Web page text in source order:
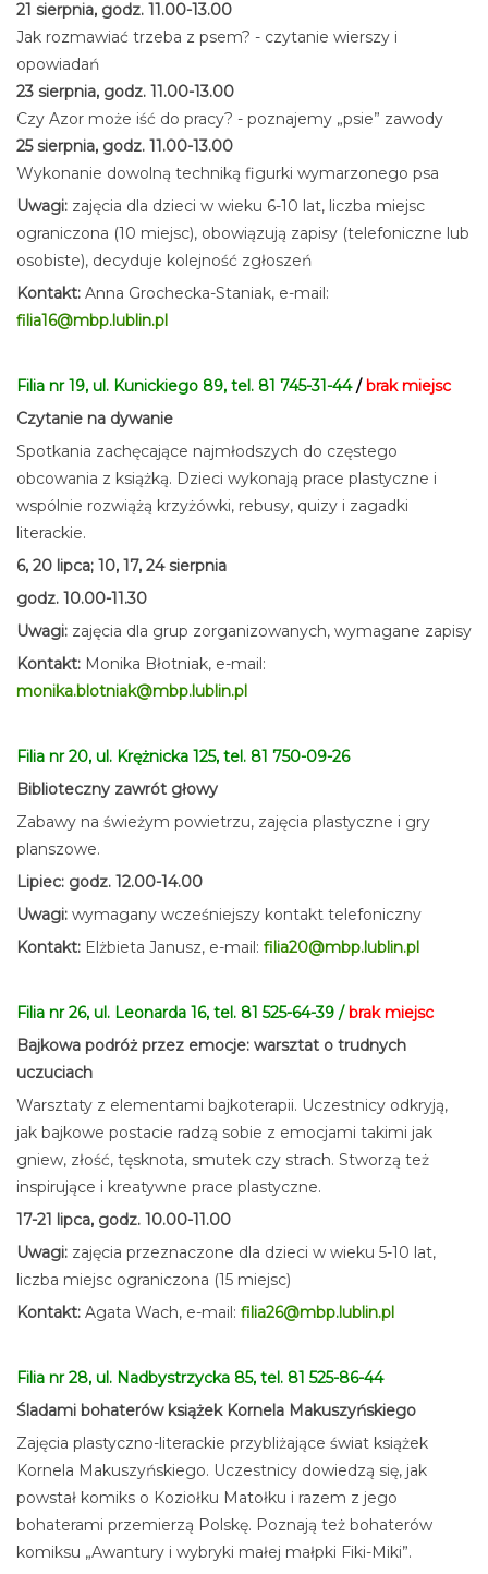
21 sierpnia, godz. 11.00-13.00
Jak rozmawiać trzeba z psem? - czytanie wierszy i
opowiadań
23 sierpnia, godz. 11.00-13.00
Czy Azor może iść do pracy? - poznajemy „psie” zawody
25 sierpnia, godz. 11.00-13.00
Wykonanie dowolną techniką figurki wymarzonego psa
Uwagi: zajęcia dla dzieci w wieku 6-10 lat, liczba miejsc
ograniczona (10 miejsc), obowiązują zapisy (telefoniczne lub
osobiste), decyduje kolejność zgłoszeń
Kontakt: Anna Grochecka-Staniak, e-mail:
filia16@mbp.lublin.pl
Filia nr 19, ul. Kunickiego 89, tel. 81 745-31-44/ brak miejsc
Czytanie na dywanie
Spotkania zachęcające najmłodszych do częstego
obcowania z książką. Dzieci wykonają prace plastyczne i
wspólnie rozwiążą krzyżówki, rebusy, quizy i zagadki
literackie.
6, 20 lipca; 10, 17, 24 sierpnia
godz. 10.00-11.30
Uwagi: zajęcia dla grup zorganizowanych, wymagane zapisy
Kontakt: Monika Błotniak, e-mail:
monika.blotniak@mbp.lublin.pl
Filia nr 20, ul. Krężnicka 125, tel. 81 750-09-26
Biblioteczny zawrót głowy
Zabawy na świeżym powietrzu, zajęcia plastyczne i gry
planszowe.
Lipiec: godz. 12.00-14.00
Uwagi: wymagany wcześniejszy kontakt telefoniczny
Kontakt: Elżbieta Janusz, e-mail: filia20@mbp.lublin.pl
Filia nr 26, ul. Leonarda 16, tel. 81 525-64-39 /brak miejsc
Bajkowa podróż przez emocje: warsztat o trudnych
uczuciach
Warsztaty z elementami bajkoterapii. Uczestnicy odkryją,
jak bajkowe postacie radzą sobie z emocjami takimi jak
gniew, złość, tęsknota, smutek czy strach. Stworzą też
inspirujące i kreatywne prace plastyczne.
17-21 lipca, godz. 10.00-11.00
Uwagi: zajęcia przeznaczone dla dzieci w wieku 5-10 lat,
liczba miejsc ograniczona (15 miejsc)
Kontakt: Agata Wach, e-mail: filia26@mbp.lublin.pl
Filia nr 28, ul. Nadbystrzycka 85, tel. 81 525-86-44
Śladami bohaterów książek Kornela Makuszyńskiego
Zajęcia plastyczno-literackie przybliżające świat książek
Kornela Makuszyńskiego. Uczestnicy dowiedzą się, jak
powstał komiks o Koziołku Matołku i razem z jego
bohaterami przemierzą Polskę. Poznają też bohaterów
komiksu „Awantury i wybryki małej małpki Fiki-Miki”.